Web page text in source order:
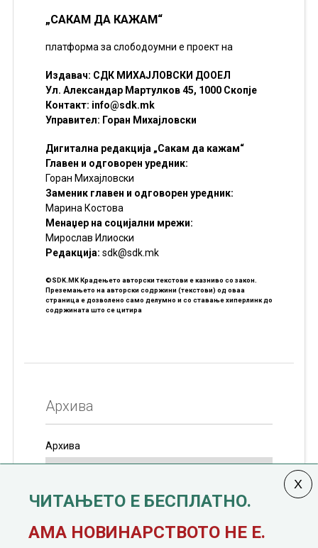
„САКАМ ДА КАЖАМ“
платформа за слободоумни е проект на
Издавач: СДК МИХАЈЛОВСКИ ДООЕЛ
Ул. Александар Мартулков 45, 1000 Скопје
Контакт: info@sdk.mk
Управител: Горан Михајловски
Дигитална редакција „Сакам да кажам“
Главен и одговорен уредник:
Горан Михајловски
Заменик главен и одговорен уредник:
Марина Костова
Менаџер на социјални мрежи:
Мирослав Илиоски
Редакцијa: sdk@sdk.mk
©SDK.MK Крадењето авторски текстови е казниво со закон.
Преземањето на авторски содржини (текстови) од оваа
страница е дозволено само делумно и со ставање хиперлинк до
содржината што се цитира
Архива
Архива
јануари, 1991 година
ЧИТАЊЕТО Е БЕСПЛАТНО.
АМА НОВИНАРСТВОТО НЕ Е.